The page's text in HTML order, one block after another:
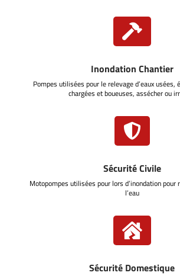

Inondation Chantier
Pompes utilisées pour le relevage d’eaux usées,
chargées et boueuses, assécher ou

Sécurité Civile
Motopompes utilisées pour lors d’inondation pour
l’eau

Sécurité Domestique